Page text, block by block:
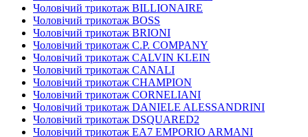
Чоловічий трикотаж BILLIONAIRE
Чоловічий трикотаж BOSS
Чоловічий трикотаж BRIONI
Чоловічий трикотаж C.P. COMPANY
Чоловічий трикотаж CALVIN KLEIN
Чоловічий трикотаж CANALI
Чоловічий трикотаж CHAMPION
Чоловічий трикотаж CORNELIANI
Чоловічий трикотаж DANIELE ALESSANDRINI
Чоловічий трикотаж DSQUARED2
Чоловічий трикотаж EA7 EMPORIO ARMANI